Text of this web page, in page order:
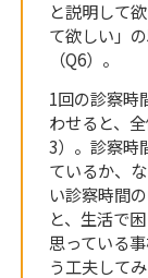
と説明して
て欲しい」
（Q6）。
1回の診察時
わせると、
3）。診察時
ているか、
い診察時間
と、生活で
思っている
う工夫して